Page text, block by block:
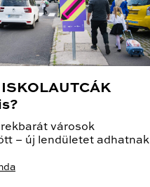
városok
– új lendületet adhatnak